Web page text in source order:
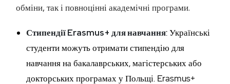
обміни, так і повноцінні академічні програми.
Стипендії Erasmus+ для навчання: Українські
студенти можуть отримати стипендію для
навчання на бакалаврських, магістерських або
докторських програмах у Польщі. Erasmus+